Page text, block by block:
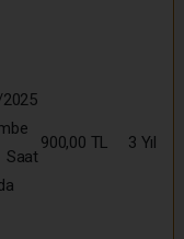
900,00 TL 3 Yıl